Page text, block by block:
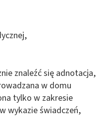
znaleźć się adnotacja,
w domu
tylko w zakresie
wykazie świadczeń,